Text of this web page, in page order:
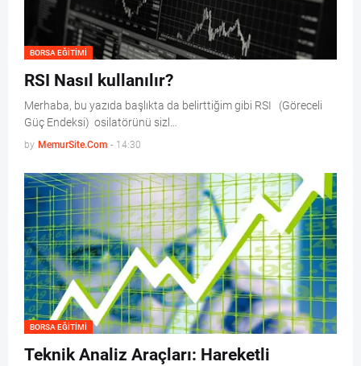
BORSA EĞITIMI
RSI Nasıl kullanılır?
Merhaba, bu yazıda başlıkta da belirttiğim gibi RSI (Göreceli
Güç Endeksi) osilatörünü sizl…
by MemurSite.Com - 14:30
BORSA EĞITIMI
Teknik Analiz Araçları: Hareketli